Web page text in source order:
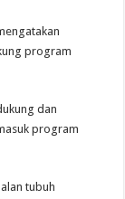
program
dan
program
tubuh